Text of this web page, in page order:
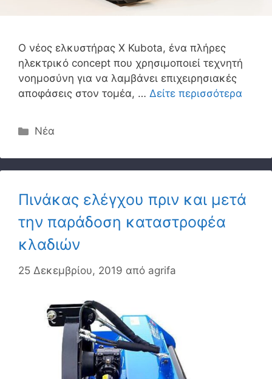
Ο νέος ελκυστήρας X Kubota, ένα πλήρες
ηλεκτρικό concept που χρησιμοποιεί τεχνητή
νοημοσύνη για να λαμβάνει επιχειρησιακές
αποφάσεις στον τομέα, … Δείτε περισσότερα
Κατηγορίες
Νέα
Πινάκας ελέγχου πριν και μετά
την παράδοση καταστροφέα
κλαδιών
25 Δεκεμβρίου, 2019 από agrifa